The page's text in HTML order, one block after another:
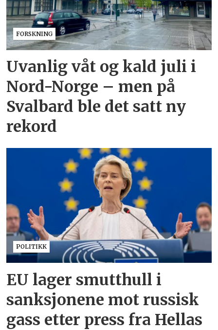
FORSKNING
Uvanlig våt og kald juli i
Nord-Norge – men på
Svalbard ble det satt ny
rekord
POLITIKK
EU lager smutthull i
sanksjonene mot russisk
gass etter press fra Hellas